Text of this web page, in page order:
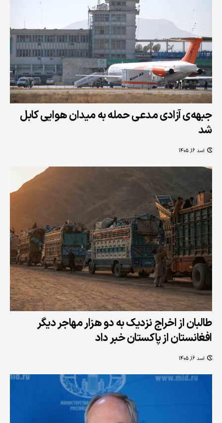
جبهه‌ی آزادی مدعی حمله به میدان هوایی کابل
شد
اسد 16, 1405
طالبان از اخراج نزدیک به دو هزار مهاجر دیگر
افغانستان از پاکستان خبر داد
اسد 16, 1405